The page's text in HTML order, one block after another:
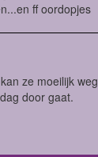
ff oordopjes
ze moeilijk
door gaat.